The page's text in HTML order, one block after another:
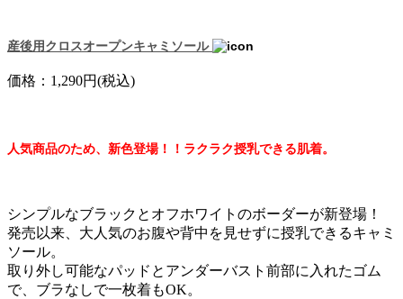
産後用クロスオープンキャミソール
価格：1,290円(税込)
人気商品のため、新色登場！！ラクラク授乳できる肌着。
シンプルなブラックとオフホワイトのボーダーが新登場！
発売以来、大人気のお腹や背中を見せずに授乳できるキャミ
ソール。
取り外し可能なパッドとアンダーバスト前部に入れたゴム
で、ブラなしで一枚着もOK。